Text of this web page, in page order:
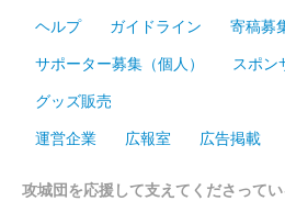
前橋城 御城印
厩橋城（前橋城） 御
ヘルプ
ガイドライン
寄稿募
サポーター募集（個人）
スポン
グッズ販売
運営企業
広報室 広告掲載
攻城団を応援して支えてくださって